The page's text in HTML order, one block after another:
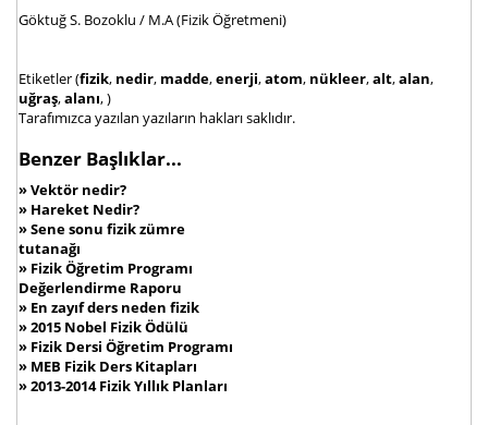
Göktuğ S. Bozoklu / M.A (Fizik Öğretmeni)
Etiketler (fizik, nedir, madde,enerji,atom, nükleer,alt,alan,
uğraş,alanı, )
Tarafımızca yazılan yazıların hakları saklıdır.
Benzer Başlıklar...
»Vektör nedir?
» Hareket Nedir?
»Sene sonu fizik zümre
tutanağı
» Fizik Öğretim Programı
Değerlendirme Raporu
» En zayıf ders neden fizik
»2015 Nobel Fizik Ödülü
» Fizik Dersi Öğretim Programı
» MEB Fizik Ders Kitapları
»2013-2014 Fizik Yıllık Planları